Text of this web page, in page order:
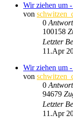
Wir ziehen um
von
0
100158
Letzter
11.Apr
Wir ziehen um
von
0
94679
Letzter
11.Apr